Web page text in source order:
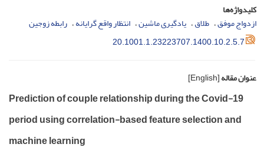
کلیدواژه‌ها
ازدواج موفق طلاق یادگیری ماشین انتظار واقع گرایانه رابطه زوجین
20.1001.1.23223707.1400.10.2.5.7
عنوان مقاله[English]
Prediction of couple relationship during the Covid-19
period using correlation-based feature selection and
machine learning